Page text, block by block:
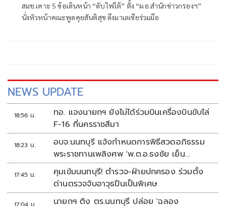
สมช.เคาะ 5 ข้อเดินหน้า “ดับไฟใต้” ตั้ง “ผอ.สำนักข่าวกรองฯ”
นั่งหัวหน้าคณะพูดคุยสันติสุข ดึงมาเลเซียร่วมมือ
NEWS UPDATE
18:56 น.
ทอ. แจงนายกฯ ยังไม่ได้ร่วมบินเครื่องบินขับไล่
F-16 ที่นครราชสีมา
18:23 น.
อบจ.นนทบุรี แจ้งกำหนดการพิธีสวดอภิธรรม
พระราชทานเพลิงศพ 'พ.ต.อ.ธงชัย เย็น
ประเสริฐ'
17:45 น.
คุมเข้มนนทบุรี! ตำรวจ-ฝ่ายปกครอง ร่วมตั้ง
ด่านตรวจจับอาวุธปืนเป็นพิเศษ
นายกฯ ติง ตร.นนทบุรี ปล่อย 'ฉลอง